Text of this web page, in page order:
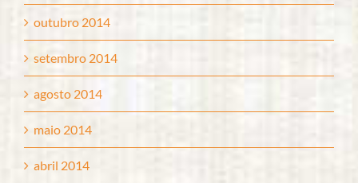
outubro 2014
setembro 2014
agosto 2014
maio 2014
abril 2014